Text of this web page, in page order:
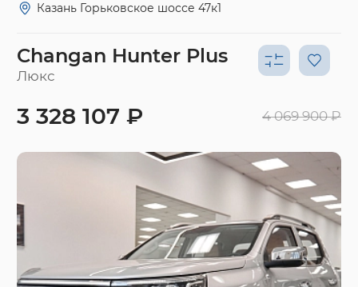
Казань Горьковское шоссе 47к1
Changan Hunter Plus
Люкс
3 328 107 ₽ 4 069 900 ₽